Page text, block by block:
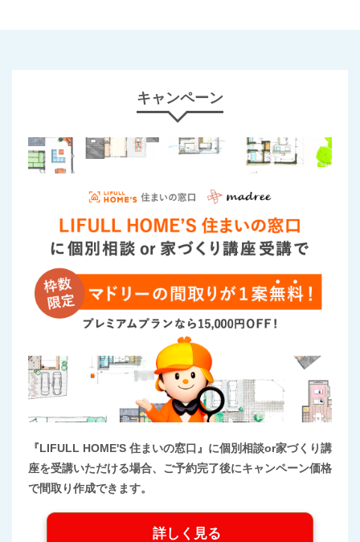
キャンペーン
『LIFULL HOME'S 住まいの窓口』に個別相談or家づくり講
座を受講いただける場合、ご予約完了後にキャンペーン価格
で間取り作成できます。
詳しく見る